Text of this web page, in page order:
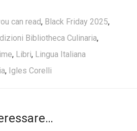
can read, Black Friday 2025,
Bibliotheca Culinaria,
, Libri, Lingua Italiana
, Igles Corelli